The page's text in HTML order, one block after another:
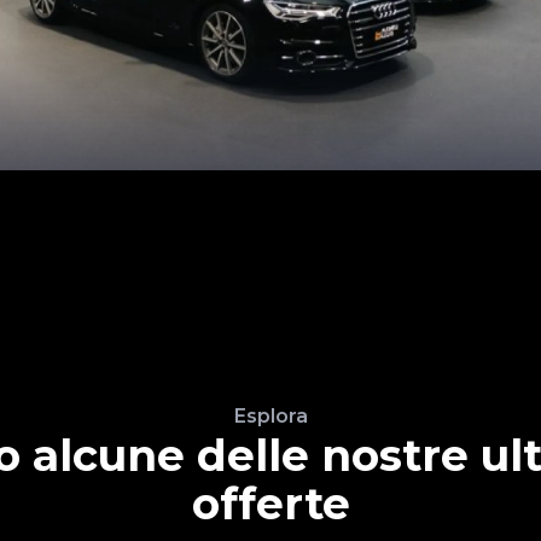
Esplora
alcune delle nostre
offerte